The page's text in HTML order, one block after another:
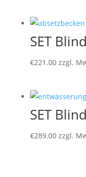
SET
€221.00 zzgl.
SET
€289.00 zzgl.